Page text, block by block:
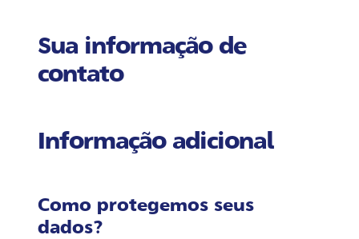
Sua informação de
contato
Informação adicional
Como protegemos seus
dados?